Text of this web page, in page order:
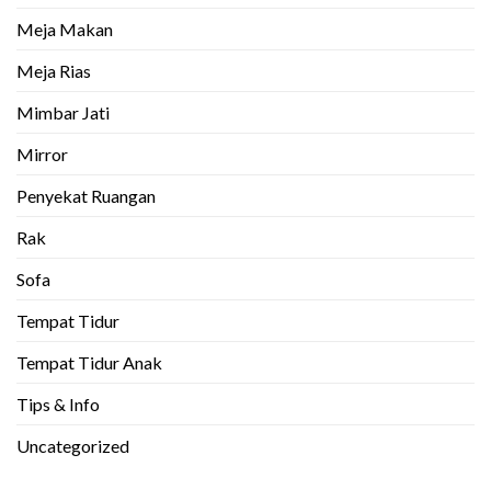
Meja Makan
Meja Rias
Mimbar Jati
Mirror
Penyekat Ruangan
Rak
Sofa
Tempat Tidur
Tempat Tidur Anak
Tips & Info
Uncategorized